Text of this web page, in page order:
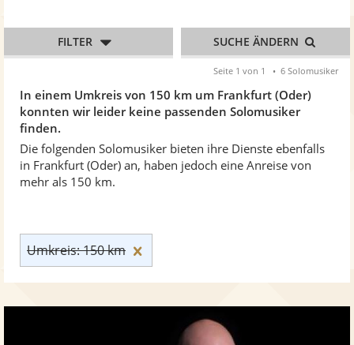
In einem Umkreis von 150 km um Frankfurt (Oder)
konnten wir leider keine passenden Solomusiker
finden.
Die folgenden Solomusiker bieten ihre Dienste ebenfalls
in Frankfurt (Oder) an, haben jedoch eine Anreise von
mehr als 150 km.
Umkreis: 150 km
FILTER SUCHE ÄNDERN
Seite 1 von 1 6 Solomusiker